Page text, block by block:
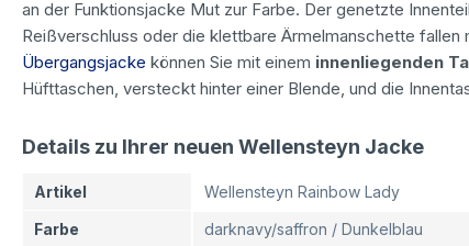
an der Funktionsjacke Mut zur Farbe. Der genetzte
Reißverschluss oder die klettbare Ärmelmanschette fallen
Übergangsjacke können Sie mit einem innenliegenden
Hüfttaschen, versteckt hinter einer Blende, und die
Details zu Ihrer neuen Wellensteyn Jacke
Artikel
Wellensteyn Rainbow Lady
Farbe
darknavy/saffron / Dunkelblau